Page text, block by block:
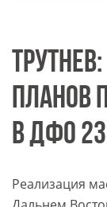
ПЛАНОВ
В ДФО
Реализация